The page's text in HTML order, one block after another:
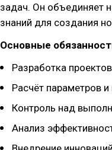
задач. Он объединяет
знаний для создания
Основные
Разработка
Расчёт параметров
Контроль над
Анализ